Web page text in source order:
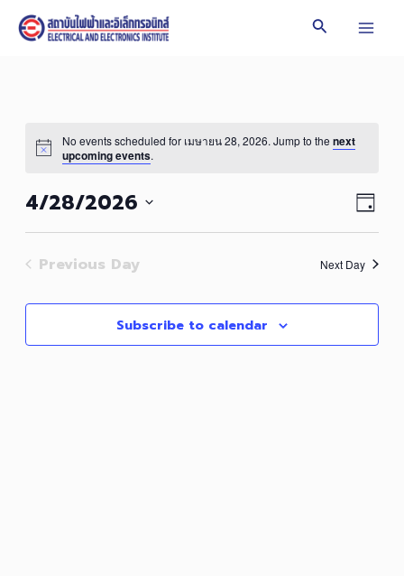
Search
No events scheduled for เมษายน 28, 2026. Jump to thenext
upcoming events.
Day
4/28/2026
Select
Previous Day Next Day
Subscribe to calendar